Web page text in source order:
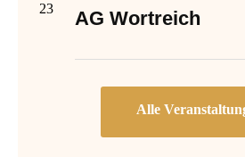
23
AG Wortreich